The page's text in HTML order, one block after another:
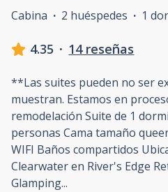
Cabina · 2 huéspedes · 1
4.35 · 14 reseñas
**Las suites pueden no ser
muestran. Estamos en
remodelación Suite de 1
personas Cama tamaño
WIFI Baños compartidos
Clearwater en River's Edge
Glamping...